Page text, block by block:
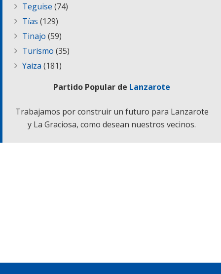
Teguise (74)
Tías (129)
Tinajo (59)
Turismo (35)
Yaiza (181)
Partido Popular de Lanzarote
Trabajamos por construir un futuro para Lanzarote
y La Graciosa, como desean nuestros vecinos.